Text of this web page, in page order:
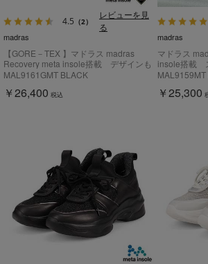
4.5 （2）
レビューを見
る
madras
【GORE－TEX 】マドラス madras
Recovery meta insole搭載 デザインも
機能も譲らない一足 レースアップスニ
MAL9161GMT BLACK
￥26,400 税込
madras
マドラス
insole搭載
カー
MAL9159MT
￥25,300